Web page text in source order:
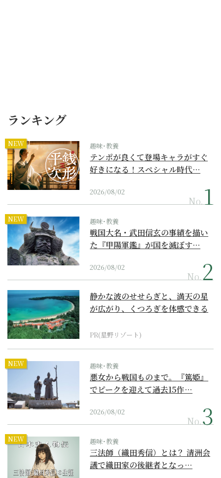
ランキング
NEW 趣味･教養
テンポが良くて登場キャラがすぐ
好きになる！スペシャル時代…
2026/08/02
No.
NEW 趣味･教養
戦国大名・武田信玄の事績を描い
た『甲陽軍鑑』が国を滅ぼす…
2026/08/02
No.
静かな波のせせらぎと、満天の星
が広がり、くつろぎを体感できる
PR(星野リゾート)
NEW 趣味･教養
悪女から戦国ものまで。『篤姫』
でピークを迎えて過去15作…
2026/08/02
No.
NEW 趣味･教養
三法師（織田秀信）とは？ 清洲会
議で織田家の後継者となっ…